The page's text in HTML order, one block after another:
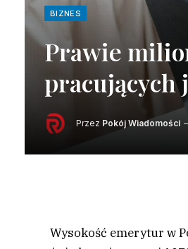
BIZNES
Prawie
pracujących
Przez Pokój Wiadomości
Wysokość emerytur w